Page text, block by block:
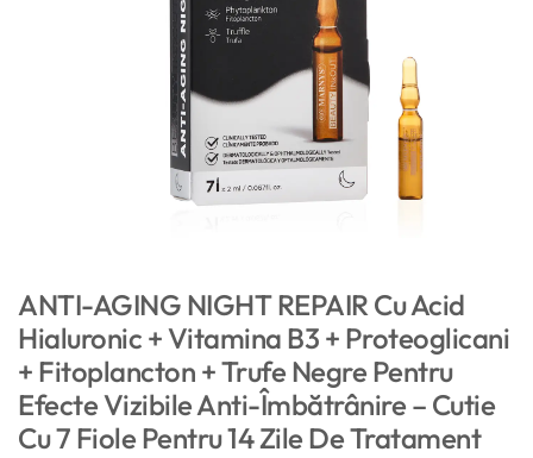
ANTI-AGING NIGHT REPAIR Cu Acid
Hialuronic + Vitamina B3 + Proteoglicani
+ Fitoplancton + Trufe Negre Pentru
Efecte Vizibile Anti-Îmbătrânire – Cutie
Cu 7 Fiole Pentru 14 Zile De Tratament